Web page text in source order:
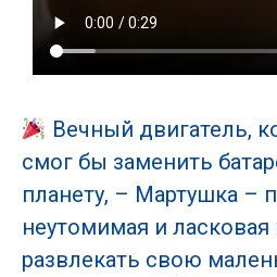
Вечный двигатель,
смог бы заменить
планету, – Мартушка –
неутомимая и ласковая
развлекать свою